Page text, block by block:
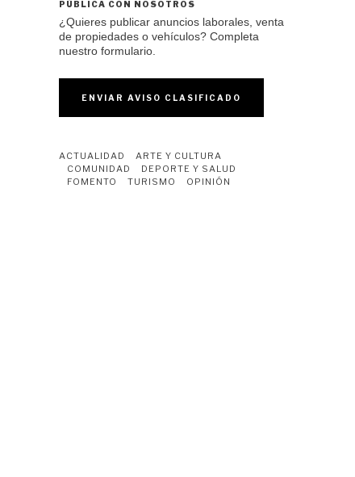
PÚBLICA CON NOSOTROS
¿Quieres publicar anuncios laborales, venta
de propiedades o vehículos? Completa
nuestro formulario.
ENVIAR AVISO CLASIFICADO
ACTUALIDAD
ARTE Y CULTURA
COMUNIDAD
DEPORTE Y SALUD
FOMENTO
TURISMO OPINIÓN